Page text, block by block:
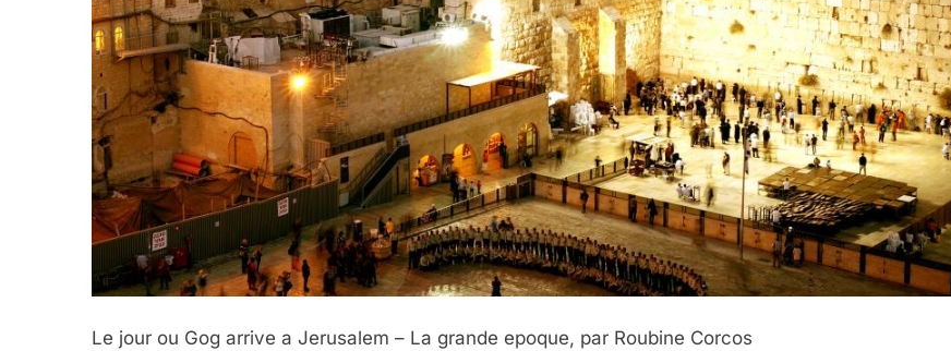
Le jour ou Gog arrive a Jerusalem – La grande epoque, par Roubine Corcos